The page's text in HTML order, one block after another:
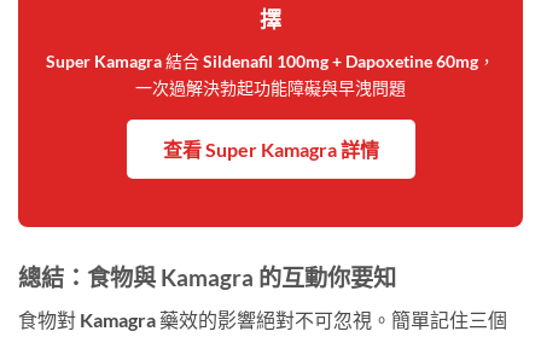
擇
Super Kamagra 結合 Sildenafil 100mg + Dapoxetine 60mg，
一次過解決勃起功能障礙與早洩問題
查看 Super Kamagra 詳情
總結：食物與 Kamagra 的互動你要知
食物對 Kamagra 藥效的影響絕對不可忽視。簡單記住三個